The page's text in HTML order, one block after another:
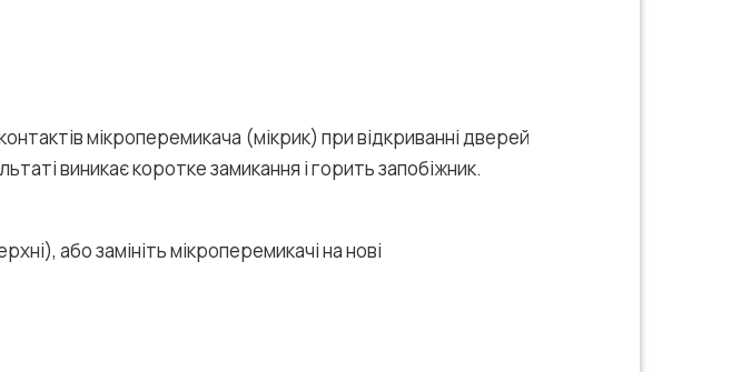
мікроперемикача (мікрик) при відкриванні дверей
виникає коротке замикання і горить запобіжник.
або замініть мікроперемикачі на нові